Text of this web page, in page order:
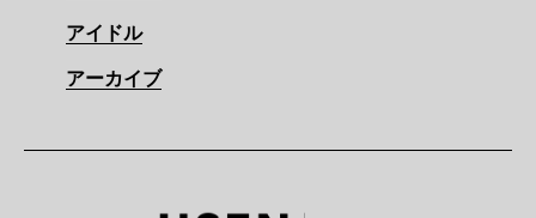
アイドル
アーカイブ